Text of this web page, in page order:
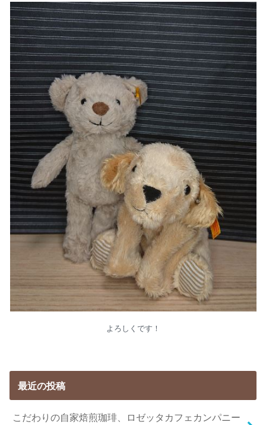
よろしくです！
最近の投稿
こだわりの自家焙煎珈琲、ロゼッタカフェカンパニー